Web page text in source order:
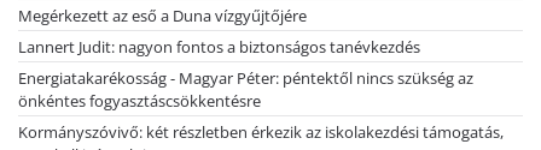
Megérkezett az eső a Duna vízgyűjtőjére
Lannert Judit: nagyon fontos a biztonságos tanévkezdés
Energiatakarékosság - Magyar Péter: péntektől nincs szükség az
önkéntes fogyasztáscsökkentésre
Kormányszóvivő: két részletben érkezik az iskolakezdési támogatás,